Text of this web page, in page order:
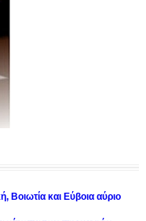
Βοιωτία και Εύβοια αύριο